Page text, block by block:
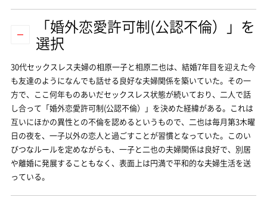
「婚外恋愛許可制(公認不倫）」を
選択
30代セックスレス夫婦の相原一子と相原二也は、結婚7年目を迎えた今
も友達のようになんでも話せる良好な夫婦関係を築いていた。その一
方で、ここ何年ものあいだセックスレス状態が続いており、二人で話
し合って「婚外恋愛許可制(公認不倫）」を決めた経緯がある。これは
互いにほかの異性との不倫を認めるというもので、二也は毎月第3木曜
日の夜を、一子以外の恋人と過ごすことが習慣となっていた。このい
びつなルールを定めながらも、一子と二也の夫婦関係は良好で、別居
や離婚に発展することもなく、表面上は円満で平和的な夫婦生活を送
っている。